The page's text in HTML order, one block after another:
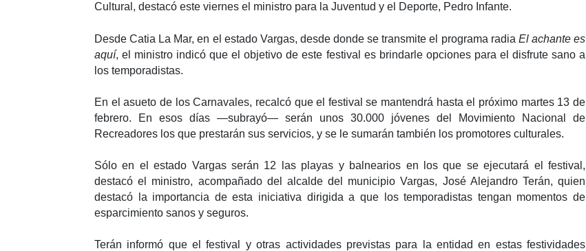
Cultural, destacó este viernes el ministro para la Juventud y el Deporte, Pedro Infante.
Desde Catia La Mar, en el estado Vargas, desde donde se transmite el programa radia El achante es
aquí, el ministro indicó que el objetivo de este festival es brindarle opciones para el disfrute sano a
los temporadistas.
En el asueto de los Carnavales, recalcó que el festival se mantendrá hasta el próximo martes 13 de
febrero. En esos días —subrayó— serán unos 30.000 jóvenes del Movimiento Nacional de
Recreadores los que prestarán sus servicios, y se le sumarán también los promotores culturales.
Sólo en el estado Vargas serán 12 las playas y balnearios en los que se ejecutará el festival,
destacó el ministro, acompañado del alcalde del municipio Vargas, José Alejandro Terán, quien
destacó la importancia de esta iniciativa dirigida a que los temporadistas tengan momentos de
esparcimiento sanos y seguros.
Terán informó que el festival y otras actividades previstas para la entidad en estas festividades